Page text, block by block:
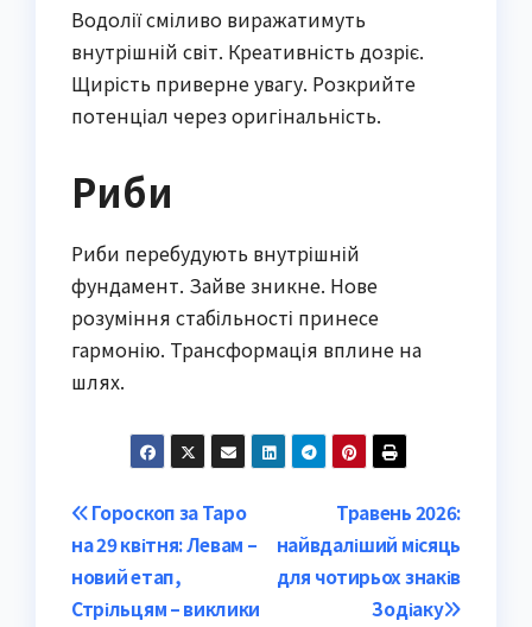
Водолії сміливо виражатимуть
внутрішній світ. Креативність дозріє.
Щирість приверне увагу. Розкрийте
потенціал через оригінальність.
Риби
Риби перебудують внутрішній
фундамент. Зайве зникне. Нове
розуміння стабільності принесе
гармонію. Трансформація вплине на
шлях.
Post
navigation
Травень 2026:
найвдаліший місяць
для чотирьох знаків
Зодіаку
Гороскоп за Таро
на 29 квітня: Левам –
новий етап,
Стрільцям – виклики